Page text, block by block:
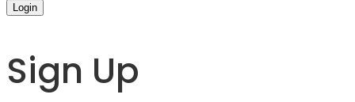
Login
Sign Up